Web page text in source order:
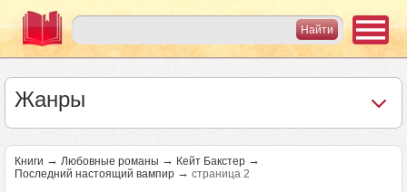
Жанры
Книги → Любовные романы → Кейт Бакстер →
Последний настоящий вампир → страница 2